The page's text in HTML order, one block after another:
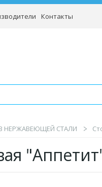
Контакты
НЕРЖАВЕЮЩЕЙ СТАЛИ